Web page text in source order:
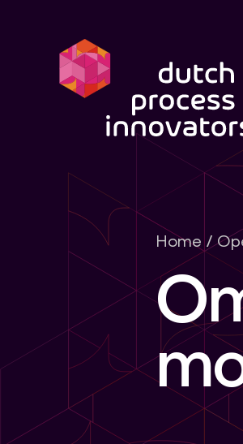
Home /